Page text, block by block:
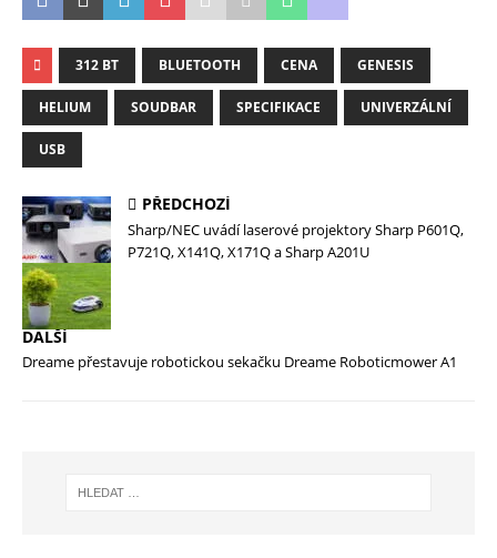
312 BT BLUETOOTH CENA GENESIS
HELIUM SOUDBAR SPECIFIKACE UNIVERZÁLNÍ
USB
PŘEDCHOZÍ
Sharp/NEC uvádí laserové projektory Sharp P601Q,
P721Q, X141Q, X171Q a Sharp A201U
DALŠÍ
Dreame přestavuje robotickou sekačku Dreame Roboticmower A1